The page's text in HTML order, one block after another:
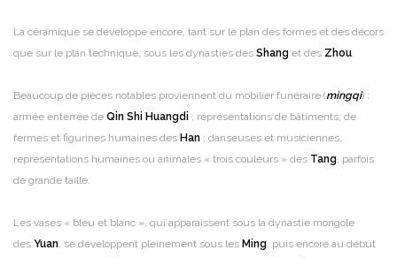
La céramique se développe encore, tant sur le plan des formes et des décors
que sur le plan technique, sous les dynasties des Shang et des Zhou.
Beaucoup de pièces notables proviennent du mobilier funéraire (mingqi) :
armée enterrée de Qin Shi Huangdi ; représentations de bâtiments, de
fermes et figurines humaines des Han ; danseuses et musiciennes,
représentations humaines ou animales « trois couleurs » des Tang, parfois
de grande taille.
Les vases « bleu et blanc », qui apparaissent sous la dynastie mongole
des Yuan, se développent pleinement sous les Ming, puis encore au début